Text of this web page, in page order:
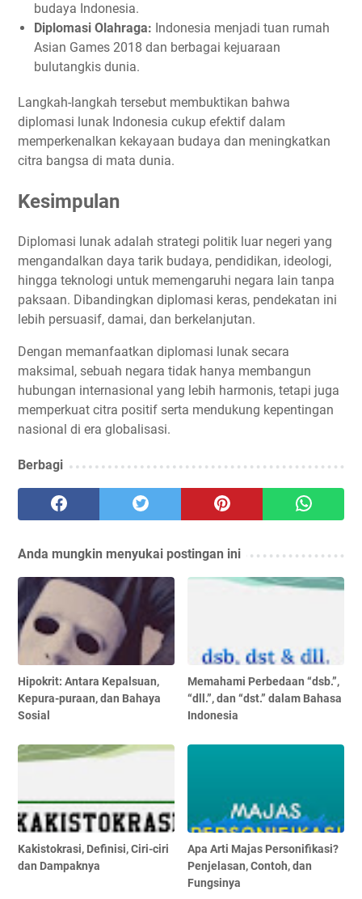
budaya Indonesia.
Diplomasi Olahraga: Indonesia menjadi tuan rumah
Asian Games 2018 dan berbagai kejuaraan
bulutangkis dunia.
Langkah-langkah tersebut membuktikan bahwa
diplomasi lunak Indonesia cukup efektif dalam
memperkenalkan kekayaan budaya dan meningkatkan
citra bangsa di mata dunia.
Kesimpulan
Diplomasi lunak adalah strategi politik luar negeri yang
mengandalkan daya tarik budaya, pendidikan, ideologi,
hingga teknologi untuk memengaruhi negara lain tanpa
paksaan. Dibandingkan diplomasi keras, pendekatan ini
lebih persuasif, damai, dan berkelanjutan.
Dengan memanfaatkan diplomasi lunak secara
maksimal, sebuah negara tidak hanya membangun
hubungan internasional yang lebih harmonis, tetapi juga
memperkuat citra positif serta mendukung kepentingan
nasional di era globalisasi.
Berbagi
Anda mungkin menyukai postingan ini
Hipokrit: Antara Kepalsuan,
Kepura-puraan, dan Bahaya
Sosial
Memahami Perbedaan “dsb.”,
“dll.”, dan “dst.” dalam Bahasa
Indonesia
Kakistokrasi, Definisi, Ciri-ciri
dan Dampaknya
Apa Arti Majas Personifikasi?
Penjelasan, Contoh, dan
Fungsinya